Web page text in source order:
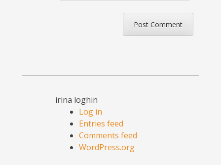
irina loghin
Log in
Entries feed
Comments feed
WordPress.org